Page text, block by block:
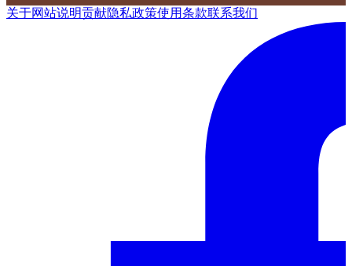
关于网站说明贡献隐私政策使用条款联系我们